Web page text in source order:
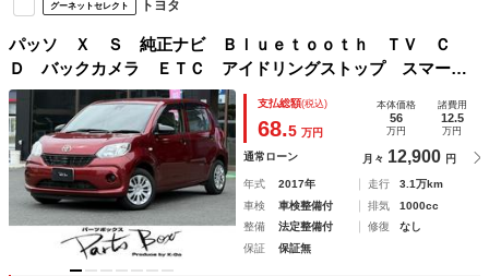
グーネットセレクト トヨタ
パッソ Ｘ Ｓ 純正ナビ Ｂｌｕｅｔｏｏｔｈ ＴＶ Ｃ
Ｄ バックカメラ ＥＴＣ アイドリングストップ スマート
アシスト キーレス スペアキー 電動格納ミラー 禁煙車
支払総額(税込)
68.5 万円
本体価格
56
万円
諸費用
12.5
万円
通常ローン 月々 12,900 円
年式 2017年 走行
3.1万km
車検
車検整備付 排気
1000cc
整備
法定整備付 修復
なし
保証
保証無